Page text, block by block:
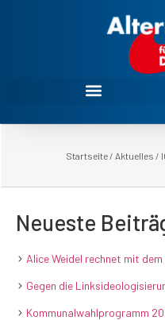
Startseite / Aktuelles /
Neueste
Alice Weidel rechnet mit dem
Gegen die
Kommunalwahlprogramm